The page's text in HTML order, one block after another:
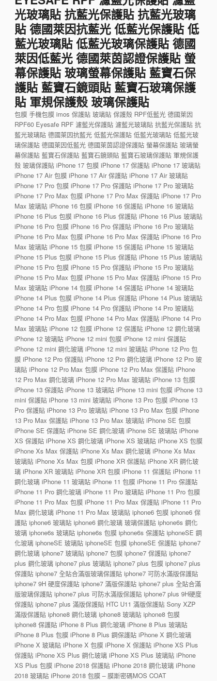
光玻璃貼 抗藍光保護貼 抗藍光玻璃
貼 德國萊因抗藍光 低藍光保護貼 低
藍光玻璃貼 低藍光玻璃保護貼 德國
萊因低藍光 德國萊茵認證保護貼 螢
幕保護貼 玻璃螢幕保護貼 藍寶石保
護貼 藍寶石鏡頭貼 藍寶石玻璃保護
貼 軍規保護殼 玻璃保護貼
包膜 手機包膜 imos 保護貼 玻璃貼 保護殼 RPF低藍光 德國萊因
RPF60 Eyesafe RPF 濾藍光保護貼 濾藍光玻璃貼 抗藍光保護貼 抗
藍光玻璃貼 德國萊因抗藍光 低藍光保護貼 低藍光玻璃貼 低藍光玻
璃保護貼 德國萊因低藍光 德國萊茵認證保護貼 螢幕保護貼 玻璃螢
幕保護貼 藍寶石保護貼 藍寶石鏡頭貼 藍寶石玻璃保護貼 軍規保護
殼 玻璃保護貼 iPhone 17 包膜 iPhone 17 保護貼 iPhone 17 玻璃貼
iPhone 17 Air 包膜 iPhone 17 Air 保護貼 iPhone 17 Air 玻璃貼
iPhone 17 Pro 包膜 iPhone 17 Pro 保護貼 iPhone 17 Pro 玻璃貼
iPhone 17 Pro Max 包膜 iPhone 17 Pro Max 保護貼 iPhone 17 Pro
Max 玻璃貼 iPhone 16 包膜 iPhone 16 保護貼 iPhone 16 玻璃貼
iPhone 16 Plus 包膜 iPhone 16 Plus 保護貼 iPhone 16 Plus 玻璃貼
iPhone 16 Pro 包膜 iPhone 16 Pro 保護貼 iPhone 16 Pro 玻璃貼
iPhone 16 Pro Max 包膜 iPhone 16 Pro Max 保護貼 iPhone 16 Pro
Max 玻璃貼 iPhone 15 包膜 iPhone 15 保護貼 iPhone 15 玻璃貼
iPhone 15 Plus 包膜 iPhone 15 Plus 保護貼 iPhone 15 Plus 玻璃貼
iPhone 15 Pro 包膜 iPhone 15 Pro 保護貼 iPhone 15 Pro 玻璃貼
iPhone 15 Pro Max 包膜 iPhone 15 Pro Max 保護貼 iPhone 15 Pro
Max 玻璃貼 iPhone 14 包膜 iPhone 14 保護貼 iPhone 14 玻璃貼
iPhone 14 Plus 包膜 iPhone 14 Plus 保護貼 iPhone 14 Plus 玻璃貼
iPhone 14 Pro 包膜 iPhone 14 Pro 保護貼 iPhone 14 Pro 玻璃貼
iPhone 14 Pro Max 包膜 iPhone 14 Pro Max 保護貼 iPhone 14 Pro
Max 玻璃貼 iPhone 12 包膜 iPhone 12 保護貼 iPhone 12 鋼化玻璃
iPhone 12 玻璃貼 iPhone 12 mini 包膜 iPhone 12 mini 保護貼
iPhone 12 mini 鋼化玻璃 iPhone 12 mini 玻璃貼 iPhone 12 Pro 包
膜 iPhone 12 Pro 保護貼 iPhone 12 Pro 鋼化玻璃 iPhone 12 Pro 玻
璃貼 iPhone 12 Pro Max 包膜 iPhone 12 Pro Max 保護貼 iPhone
12 Pro Max 鋼化玻璃 iPhone 12 Pro Max 玻璃貼 iPhone 13 包膜
iPhone 13 保護貼 iPhone 13 玻璃貼 iPhone 13 mini 包膜 iPhone 13
mini 保護貼 iPhone 13 mini 玻璃貼 iPhone 13 Pro 包膜 iPhone 13
Pro 保護貼 iPhone 13 Pro 玻璃貼 iPhone 13 Pro Max 包膜 iPhone
13 Pro Max 保護貼 iPhone 13 Pro Max 玻璃貼 iPhone SE 包膜
iPhone SE 保護貼 iPhone SE 鋼化玻璃 iPhone SE 玻璃貼 iPhone
XS 保護貼 iPhone XS 鋼化玻璃 iPhone XS 玻璃貼 iPhone XS 包膜
iPhone Xs Max 保護貼 iPhone Xs Max 鋼化玻璃 iPhone Xs Max
玻璃貼 iPhone Xs Max 包膜 iPhone XR 保護貼 iPhone XR 鋼化玻
璃 iPhone XR 玻璃貼 iPhone XR 包膜 iPhone 11 保護貼 iPhone 11
鋼化玻璃 iPhone 11 玻璃貼 iPhone 11 包膜 iPhone 11 Pro 保護貼
iPhone 11 Pro 鋼化玻璃 iPhone 11 Pro 玻璃貼 iPhone 11 Pro 包膜
iPhone 11 Pro Max 包膜 iPhone 11 Pro Max 保護貼 iPhone 11 Pro
Max 鋼化玻璃 iPhone 11 Pro Max 玻璃貼 iphone6 包膜 iphone6 保
護貼 iphone6 玻璃貼 iphone6 鋼化玻璃 玻璃保護貼 iphone6s 鋼化
玻璃 iphone6s 玻璃貼 iphone6s 包膜 iphone6s 保護貼 iphoneSE 鋼
化玻璃 iphoneSE 玻璃貼 iphoneSE 包膜 iphoneSE 保護貼 iphone7
鋼化玻璃 iphone7 玻璃貼 iphone7 包膜 iphone7 保護貼 iphone7
plus 鋼化玻璃 iphone7 plus 玻璃貼 iphone7 plus 包膜 iphone7 plus
保護貼 iphone7 全貼合滿版玻璃保護貼 iphone7 可防水滿版保護貼
iphone7 9H 硬度保護貼 iphone7 滿版保護貼 iphone7 plus 全貼合滿
版玻璃保護貼 iphone7 plus 可防水滿版保護貼 iphone7 plus 9H硬度
保護貼 iphone7 plus 滿版保護貼 HTC U11 滿版保護貼 Sony XZP
滿版保護貼 iphone8 鋼化玻璃 iphone8 玻璃貼 iphone8 包膜
iphone8 保護貼 iPhone 8 Plus 鋼化玻璃 iPhone 8 Plus 玻璃貼
iPhone 8 Plus 包膜 iPhone 8 Plus 鋼保護貼 iPhone X 鋼化玻璃
iPhone X 玻璃貼 iPhone X 包膜 iPhone X 保護貼 iPhone XS Plus
保護貼 iPhone XS Plus 鋼化玻璃 iPhone XS Plus 玻璃貼 iPhone
XS Plus 包膜 iPhone 2018 保護貼 iPhone 2018 鋼化玻璃 iPhone
2018 玻璃貼 iPhone 2018 包膜 – 膜斯密碼MOS COAT